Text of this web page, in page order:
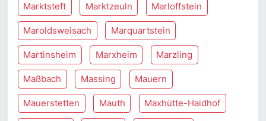
Marktsteft Marktzeuln Marloffstein
Maroldsweisach Marquartstein
Martinsheim Marxheim Marzling
Maßbach Massing Mauern
Mauerstetten Mauth Maxhütte-Haidhof